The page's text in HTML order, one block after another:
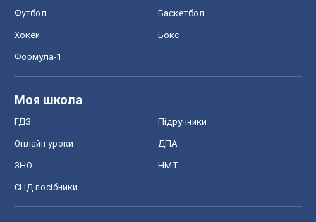
Футбол Баскетбол
Хокей Бокс
Формула-1
Моя школа
ГДЗ Підручники
Онлайн уроки ДПА
ЗНО НМТ
СНД посібники